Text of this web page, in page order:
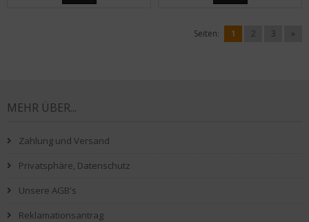
Seiten: 1 2 3 »
MEHR ÜBER...
Zahlung und Versand
Privatsphäre, Datenschutz
Unsere AGB's
Reklamationsantrag